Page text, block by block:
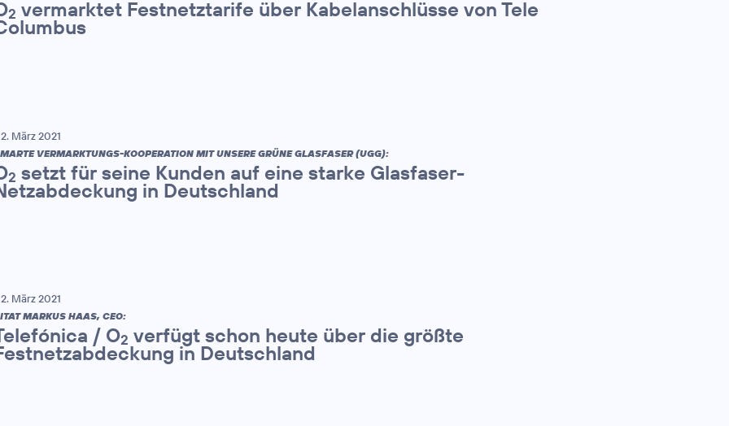
2 vermarktet Festnetztarife über Kabelanschlüsse von Tele
März 2021
VERMARKTUNGS-KOOPERATION MIT UNSERE GRÜNE GLASFASER (UGG):
2 setzt für seine Kunden auf eine starke Glasfaser-
in Deutschland
März 2021
MARKUS HAAS, CEO:
/ O2 verfügt schon heute über die größte
in Deutschland